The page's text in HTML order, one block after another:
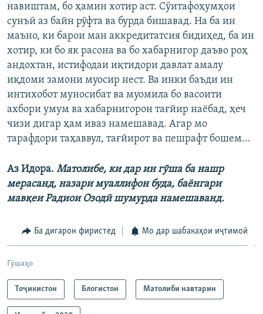
навиштам, бо ҳамин хотир аст. Сӯитафоҳумҳои
сунъӣ аз байн рӯфта ва бурда бишавад. На ба ин
маъно, ки барои ман аккредитатсия бидиҳед, ба ин
хотир, ки бо як расона ва бо хабарнигор даъво роҳ
андохтан, истифодаи иқтидори давлат амалу
иқдоми замони муосир нест. Ва инки баъди ин
интихобот муносибат ва муомила бо васоити
ахбори умум ва хабарнигорон тағйир наёбад, ҳеч
чизи дигар ҳам иваз намешавад. Агар мо
тарафдори таҳаввул, тағйирот ва пешрафт бошем...
Аз Идора. Матолибе, ки дар ин гӯша ба нашр
мерасанд, назари муаллифон буда, баёнгари
мавқеи Радиои Озодӣ шумурда намешаванд.
Ба дигарон фиристед Мо дар шабакаҳои иҷтимоӣ
Гӯшаҳо
Тоҷикистон Блогистон Матолиби навтарин